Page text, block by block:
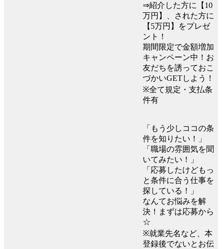
⇒紹介した方に【10
万円】、された方に
【5万円】をプレゼ
ント！
期間限定で金額増加
キャンペーン中！お
友だちを誘っておこ
づかいGETしよう！
※全て規定・支払条
件有
「もう少しココの条
件を知りたい！」
「職場の雰囲気を聞
いてみたい！」
「応募したけどもっ
と条件に合う仕事を
探している！」
なんてお悩みを解
決！まずは応募から
☆
※就業先名など、本
登録後でないとお伝